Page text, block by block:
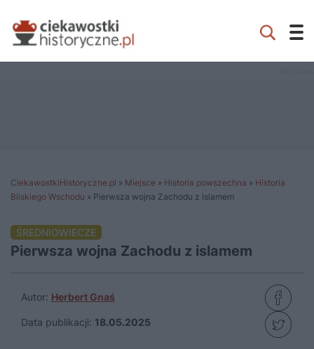
CiekawostkiHistoryczne.pl » Miejsce » Historia powszechna » Historia
Bliskiego Wschodu » Pierwsza wojna Zachodu z islamem
ŚREDNIOWIECZE
Pierwsza wojna Zachodu z islamem
Autor: Herbert Gnaś
Data publikacji: 18.05.2025